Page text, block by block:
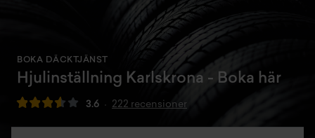
BOKA DÄCKTJÄNST
Hjulinställning Karlskrona - Boka här
3.6 222 recensioner